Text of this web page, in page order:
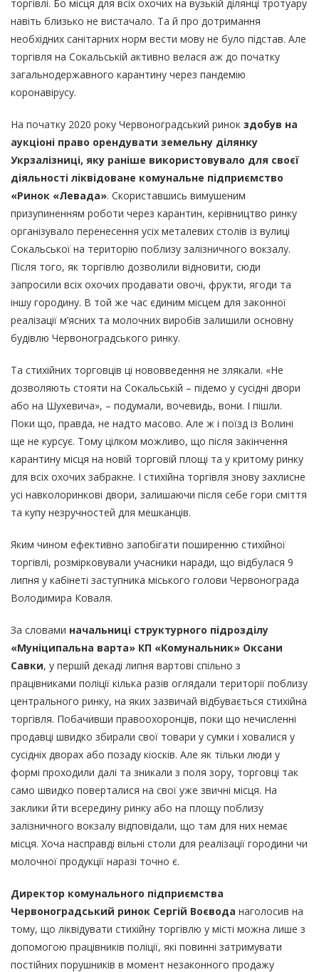
торгівлі. Бо місця для всіх охочих на вузькій ділянці тротуару
навіть близько не вистачало. Та й про дотримання
необхідних санітарних норм вести мову не було підстав. Але
торгівля на Сокальській активно велася аж до початку
загальнодержавного карантину через пандемію
коронавірусу.
На початку 2020 року Червоноградський ринок здобув на
аукціоні право орендувати земельну ділянку
Укрзалізниці, яку раніше використовувало для своєї
діяльності ліквідоване комунальне підприємство
«Ринок «Левада». Скориставшись вимушеним
призупиненням роботи через карантин, керівництво ринку
організувало перенесення усіх металевих столів із вулиці
Сокальської на територію поблизу залізничного вокзалу.
Після того, як торгівлю дозволили відновити, сюди
запросили всіх охочих продавати овочі, фрукти, ягоди та
іншу городину. В той же час єдиним місцем для законної
реалізації м’ясних та молочних виробів залишили основну
будівлю Червоноградського ринку.
Та стихійних торговців ці нововведення не злякали. «Не
дозволяють стояти на Сокальській – підемо у сусідні двори
або на Шухевича», – подумали, вочевидь, вони. І пішли.
Поки що, правда, не надто масово. Але ж і поїзд із Волині
ще не курсує. Тому цілком можливо, що після закінчення
карантину місця на новій торговій площі та у критому ринку
для всіх охочих забракне. І стихійна торгівля знову захлисне
усі навколоринкові двори, залишаючи після себе гори сміття
та купу незручностей для мешканців.
Яким чином ефективно запобігати поширенню стихійної
торгівлі, розмірковували учасники наради, що відбулася 9
липня у кабінеті заступника міського голови Червонограда
Володимира Коваля.
За словами начальниці структурного підрозділу
«Муніципальна варта» КП «Комунальник» Оксани
Савки, у першій декаді липня вартові спільно з
працівниками поліції кілька разів оглядали території поблизу
центрального ринку, на яких зазвичай відбувається стихійна
торгівля. Побачивши правоохоронців, поки що нечисленні
продавці швидко збирали свої товари у сумки і ховалися у
сусідніх дворах або позаду кіосків. Але як тільки люди у
формі проходили далі та зникали з поля зору, торговці так
само швидко поверталися на свої уже звичні місця. На
заклики йти всередину ринку або на площу поблизу
залізничного вокзалу відповідали, що там для них немає
місця. Хоча насправді вільні столи для реалізації городини чи
молочної продукції наразі точно є.
Директор комунального підприємства
Червоноградський ринок Сергій Воєвода наголосив на
тому, що ліквідувати стихійну торгівлю у місті можна лише з
допомогою працівників поліції, які повинні затримувати
постійних порушників в момент незаконного продажу